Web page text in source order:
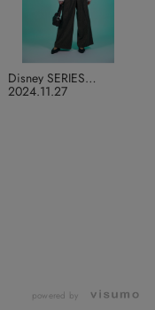
2024.11.27
Disney SERIES
CREATED by MOUSSY
powered by